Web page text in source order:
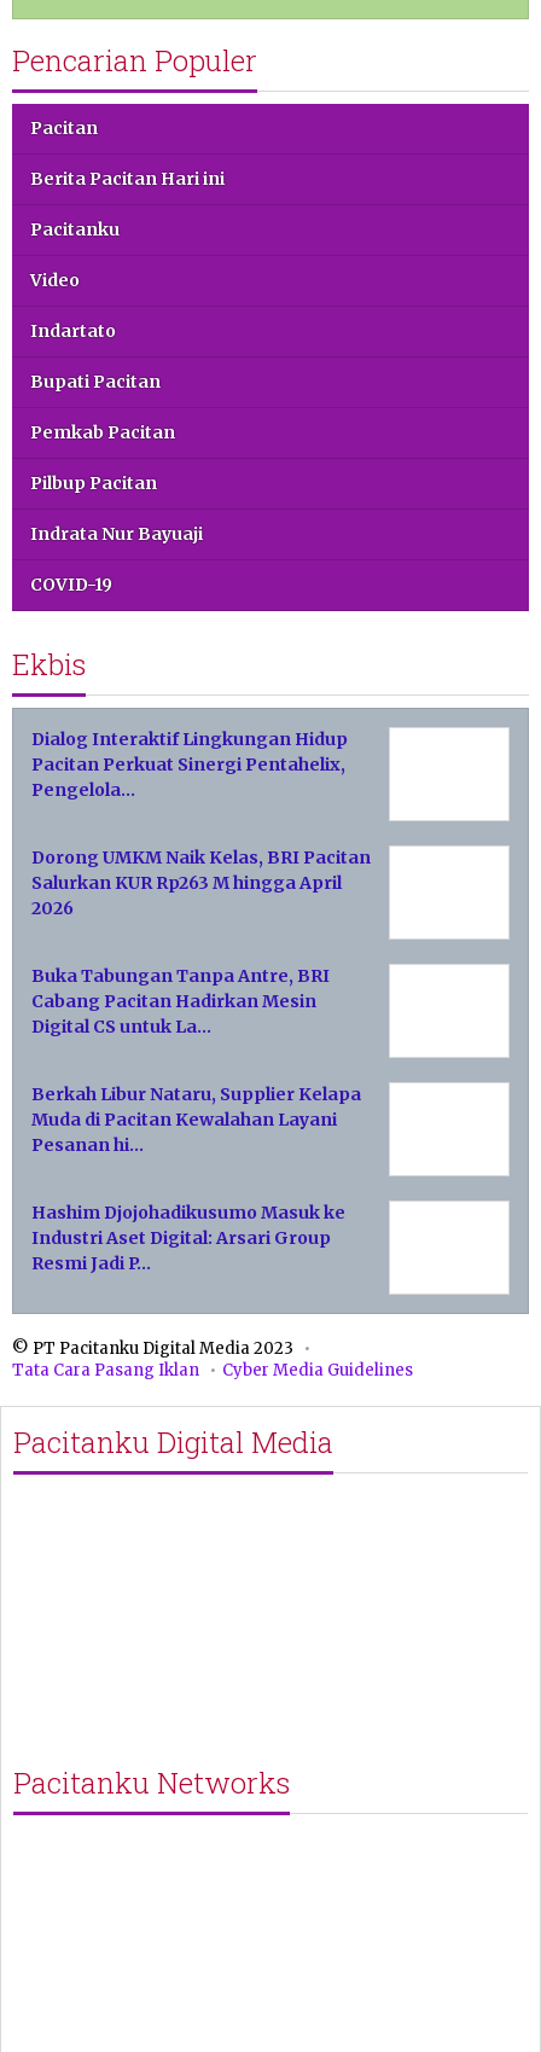
Pencarian Populer
Pacitan
Berita Pacitan Hari ini
Pacitanku
Video
Indartato
Bupati Pacitan
Pemkab Pacitan
Pilbup Pacitan
Indrata Nur Bayuaji
COVID-19
Ekbis
Dialog Interaktif Lingkungan Hidup
Pacitan Perkuat Sinergi Pentahelix,
Pengelola…
Dorong UMKM Naik Kelas, BRI Pacitan
Salurkan KUR Rp263 M hingga April
2026
Buka Tabungan Tanpa Antre, BRI
Cabang Pacitan Hadirkan Mesin
Digital CS untuk La…
Berkah Libur Nataru, Supplier Kelapa
Muda di Pacitan Kewalahan Layani
Pesanan hi…
Hashim Djojohadikusumo Masuk ke
Industri Aset Digital: Arsari Group
Resmi Jadi P…
© PT Pacitanku Digital Media 2023
Tata Cara Pasang Iklan
Cyber Media Guidelines
Pacitanku Digital Media
Pacitanku Networks